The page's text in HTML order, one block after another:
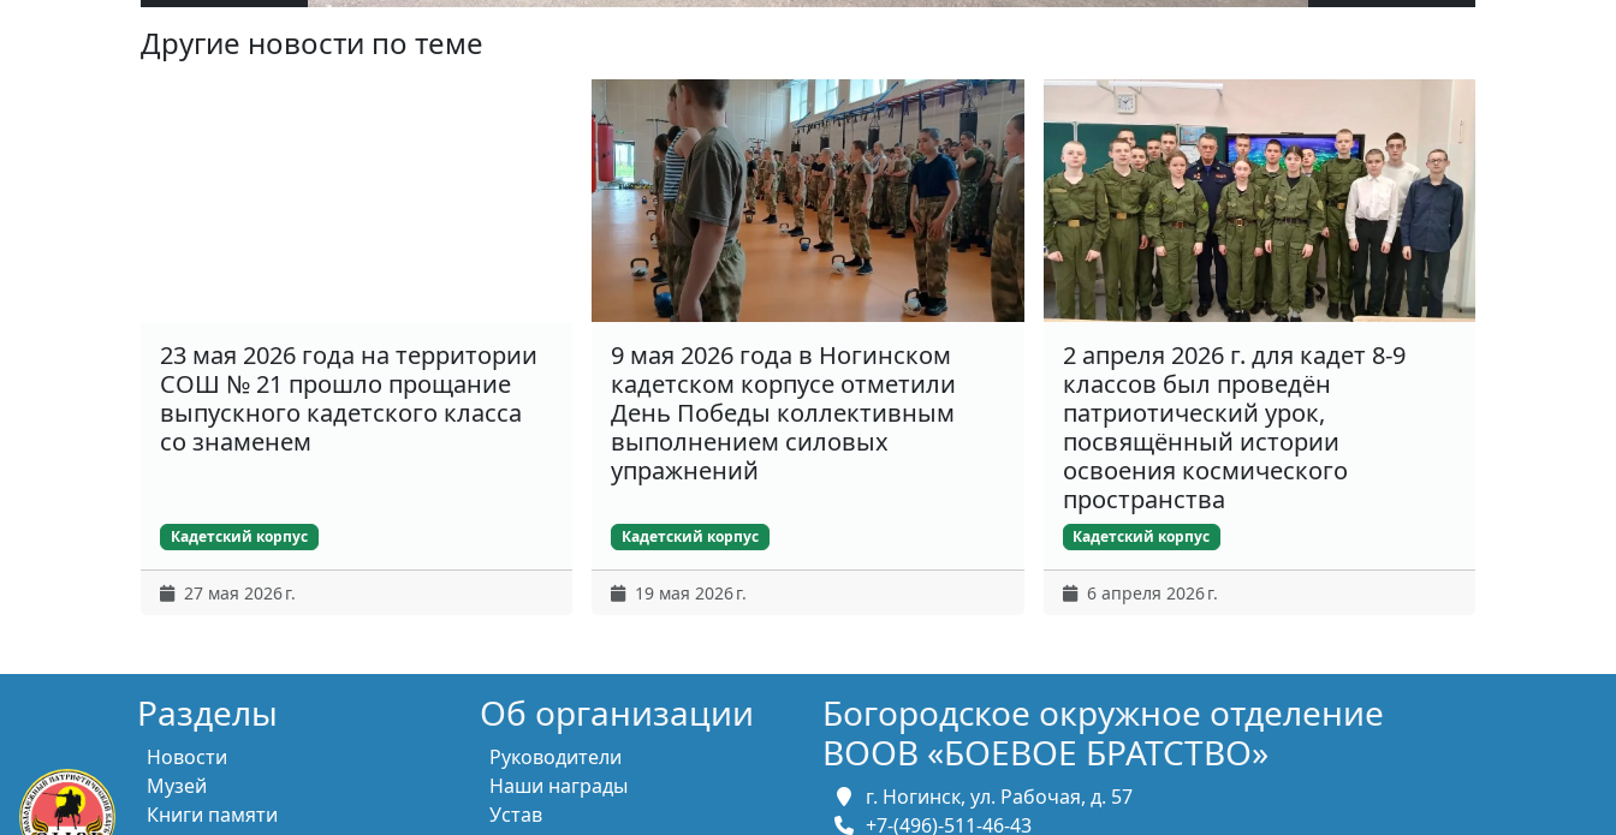
Другие новости по теме
23 мая 2026 года на территории
СОШ № 21 прошло прощание
выпускного кадетского класса
со знаменем
Кадетский корпус
27 мая 2026 г.
9 мая 2026 года в Ногинском
кадетском корпусе отметили
День Победы коллективным
выполнением силовых
упражнений
Кадетский корпус
19 мая 2026 г.
2 апреля 2026 г. для кадет 8-9
классов был проведён
патриотический урок,
посвящённый истории
освоения космического
пространства
Кадетский корпус
6 апреля 2026 г.
Разделы
Новости
Музей
Книги памяти
Об организации
Руководители
Наши награды
Устав
Богородское окружное отделение
ВООВ «БОЕВОЕ БРАТСТВО»
г. Ногинск, ул. Рабочая, д. 57
+7-(496)-511-46-43